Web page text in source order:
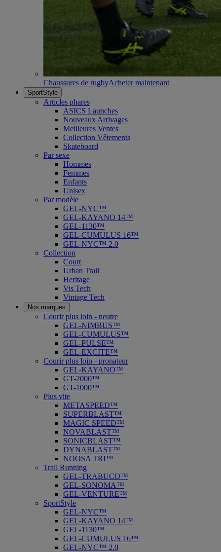
Chaussures de rugbyAcheter maintenant
SportStyle
Articles phares
ASICS Launches
Nouveaux Arrivages
Meilleures Ventes
Collection Vêtements
Skateboard
Par sexe
Hommes
Femmes
Enfants
Unisex
Par modèle
GEL-NYC™
GEL-KAYANO 14™
GEL-1130™
GEL-CUMULUS 16™
GEL-NYC™ 2.0
Collection
Court
Urban Trail
Heritage
Vis Tech
Vintage Tech
Nos marques
Courir plus loin - neutre
GEL-NIMBUS™
GEL-CUMULUS™
GEL-PULSE™
GEL-EXCITE™
Courir plus loin - pronateur
GEL-KAYANO™
GT-2000™
GT-1000™
Plus vite
METASPEED™
SUPERBLAST™
MAGIC SPEED™
NOVABLAST™
SONICBLAST™
DYNABLAST™
NOOSA TRI™
Trail Running
GEL-TRABUCO™
GEL-SONOMA™
GEL-VENTURE™
SportStyle
GEL-NYC™
GEL-KAYANO 14™
GEL-1130™
GEL-CUMULUS 16™
GEL-NYC™ 2.0